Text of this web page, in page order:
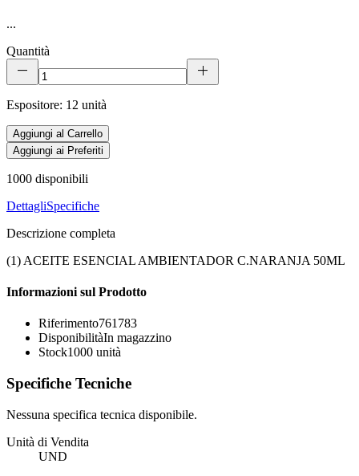
...
Quantità
remove add
Espositore: 12 unità
Aggiungi al Carrello
Aggiungi ai Preferiti
1000 disponibili
DettagliSpecifiche
Descrizione completa
(1) ACEITE ESENCIAL AMBIENTADOR C.NARANJA 50ML
Informazioni sul Prodotto
Riferimento761783
DisponibilitàIn magazzino
Stock1000 unità
Specifiche Tecniche
Nessuna specifica tecnica disponibile.
Unità di Vendita
UND